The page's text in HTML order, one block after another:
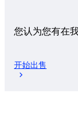
您认为您有在
开始出售